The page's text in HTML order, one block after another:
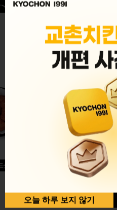
글윙
반반순살[
오늘 하루 보지 않기